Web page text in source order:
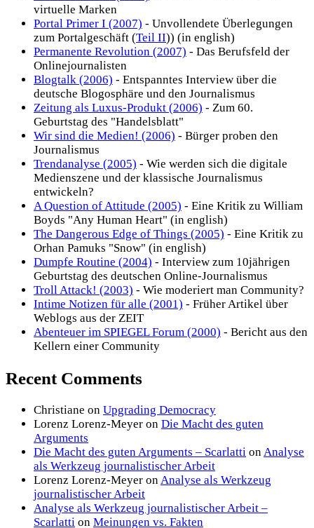
virtuelle Marken
Portal Primer I (2007) - Unvollendete Überlegungen
zum Portalgeschäft (Teil II)) (in english)
Permanente Revolution (2007) - Das Berufsfeld der
Onlinejournalisten
Blogtalk (2006) - Entspanntes Interview über die
deutsche Blogosphäre und den Journalismus
Zeitung als Luxus-Produkt (2006) - Zum 60.
Geburtstag des "Handelsblatt"
Wir sind die Medien! (2006) - Bürger proben den
Journalismus
Trendanalyse (2005) - Wie werden sich die digitale
Medienszene und der klassische Journalismus
entwickeln?
A Question of Attitude (2005) - Eine Kritik zu William
Boyds "Any Human Heart" (in english)
The Dangerous Edge of Things (2005) - Eine Kritik zu
Orhan Pamuks "Snow" (in english)
Dumpfe Routine (2004) - Interview zum 10jährigen
Geburtstag des deutschen Online-Journalismus
Troll Attack! (2003) - Wie moderiert man Community?
Intime Notizen für alle (2001) - Früher Artikel über
Weblogs aus der ZEIT
Abenteuer im SPIEGEL Forum (2000) - Bericht aus den
Kellern einer Community
Recent Comments
Christiane on Upgrading Democracy
Lorenz Lorenz-Meyer on Die Macht des guten
Arguments
Die Macht des guten Arguments – Scarlatti on Analyse
als Werkzeug journalistischer Arbeit
Lorenz Lorenz-Meyer on Analyse als Werkzeug
journalistischer Arbeit
Analyse als Werkzeug journalistischer Arbeit –
Scarlatti on Meinungen vs. Fakten